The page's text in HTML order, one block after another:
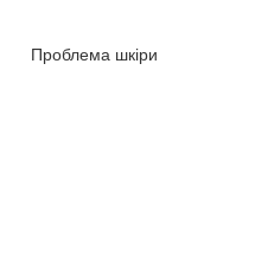
Проблема шкіри